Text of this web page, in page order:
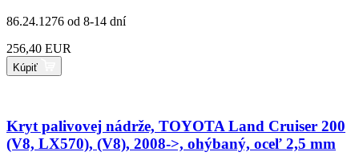
86.24.1276 od 8-14 dní
256,40 EUR
Kúpiť
Kryt palivovej nádrže, TOYOTA Land Cruiser 200
(V8, LX570), (V8), 2008->, ohýbaný, oceľ 2,5 mm